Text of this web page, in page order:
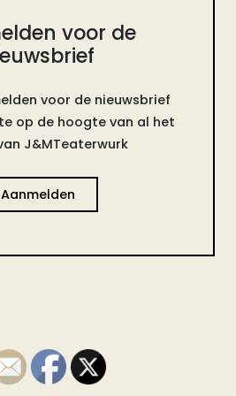
voor de
voor de nieuwsbrief
op de hoogte van al het
J&MTeaterwurk
Aanmelden